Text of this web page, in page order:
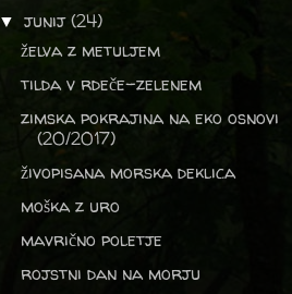
▼junij(24)
želva z metuljem
tilda v rdeče-zelenem
zimska pokrajina na eko osnovi
(20/2017)
živopisana morska deklica
moška z uro
mavrično poletje
rojstni dan na morju